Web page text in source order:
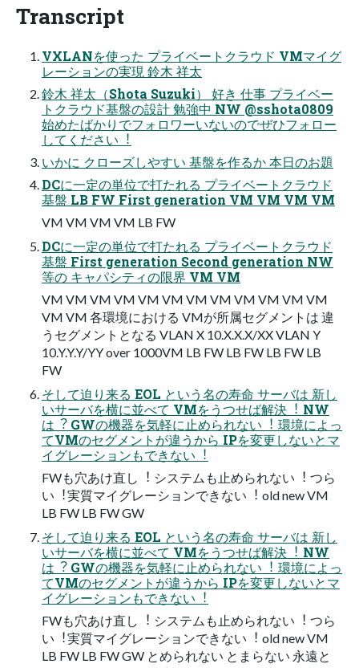
Transcript
VXLANを使った プライベートクラウド VMマイグ
レーションの実現 鈴⽊ 祥太
鈴⽊ 祥太（Shota Suzuki） 好き 仕事 プライベー
トクラウド基盤の設計 勉強中 NW @sshota0809
始めたばかりでフォロワーいないのでぜひフォロー
してください︕
いかに クローズしやすい 基盤を作るか 本⽇のお題
DCに⼀定の単位で打たれる プライベートクラウド
基盤 LB FW First generation VM VM VM VM
VM VM VM VM LB FW
DCに⼀定の単位で打たれる プライベートクラウド
基盤 First generation Second generation NW
等の キャパシティの限界 VM VM
VM VM VM VM VM VM VM VM VM VM VM VM
VM VM 各環境における VMが所属セグメントは 違
うセグメントとなる VLAN X 10.X.X.X/XX VLAN Y
10.Y.Y.Y/YY over 1000VM LB FW LB FW LB FW LB
FW
そして迫り来る EOL という名の寿命 サーバは 新し
いサーバを横に並べて VMをうつせば解決︕ NW
は︖ GWの機器を気軽に⽌められない︕ 環境によっ
てVMのセグメントが違うから IPを変更しないとマ
イグレーションもできない︕
FWも⽳あけ直し︕ システムも⽌められない︕ つら
い︕実質マイグレーションできない︕ old new VM
LB FW LB FW GW
そして迫り来る EOL という名の寿命 サーバは 新し
いサーバを横に並べて VMをうつせば解決︕ NW
は︖ GWの機器を気軽に⽌められない︕ 環境によっ
てVMのセグメントが違うから IPを変更しないとマ
イグレーションもできない︕
FWも⽳あけ直し︕ システムも⽌められない︕ つら
い︕実質マイグレーションできない︕ old new VM
LB FW LB FW GW とめられない とまらない 永遠と